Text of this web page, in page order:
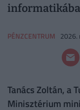
PÉNZCENTRUM 2026.
Tanács Zoltán, a
Minisztérium